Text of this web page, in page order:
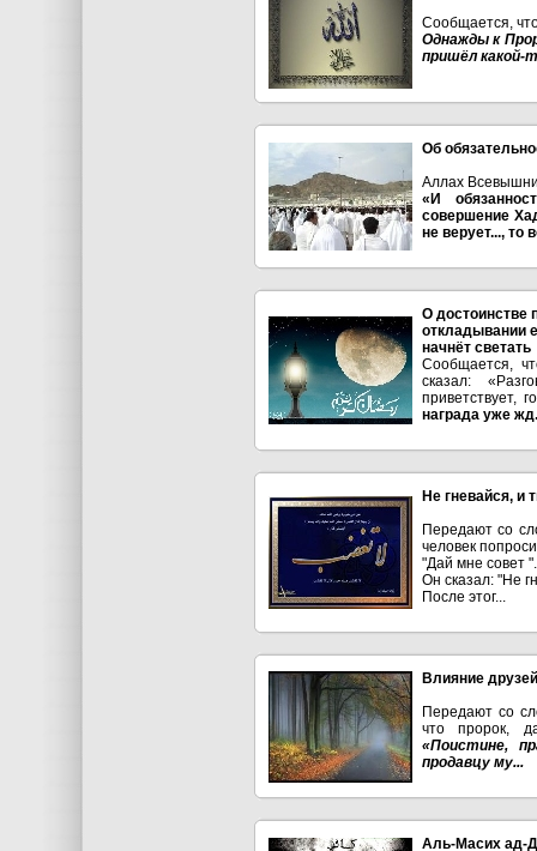
Сообщается,
Однажды к
пришёл какой-
Об
Аллах
«И
совершение
не верует..., то
О достоинстве
откладывании
начнёт светать
Сообщается,
сказал:
приветствует,
награда уже
Не гневайся, и
Передают со
человек
"Дай мне совет ".
Он сказал: "Не
После этог...
Влияние
Передают со
что пророк,
«Поистине,
продавцу му...
Аль-Масих ад-